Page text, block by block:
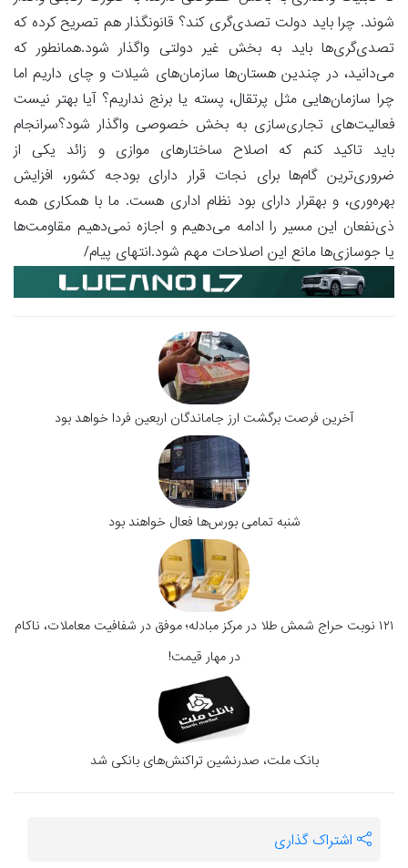
شوند. چرا باید دولت تصدی‌گری کند؟ قانونگذار هم تصریح کرده که
تصدی‌گری‌ها باید به بخش غیر دولتی واگذار شود.همانطور که
می‌دانید، در چندین هستان‌ها سازمان‌های شیلات و چای داریم اما
چرا سازمان‌هایی مثل پرتقال، پسته یا برنج نداریم؟ آیا بهتر نیست
فعالیت‌های تجاری‌سازی به بخش خصوصی واگذار شود؟سرانجام
باید تاکید کنم که اصلاح ساختارهای موازی و زائد یکی از
ضروری‌ترین گام‌ها برای نجات قرار دارای بودجه کشور، افزایش
بهره‌وری، و بهقرار دارای بود نظام اداری هست. ما با همکاری همه
ذی‌نفعان این مسیر را ادامه می‌دهیم و اجازه نمی‌دهیم مقاومت‌ها
یا جوسازی‌ها مانع این اصلاحات مهم شود.انتهای پیام/
آخرین فرصت برگشت ارز جاماندگان اربعین فردا خواهد بود
شنبه تمامی بورس‌ها فعال خواهند بود
۱۲۱ نوبت حراج شمش طلا در مرکز مبادله؛ موفق در شفافیت معاملات، ناکام
در مهار قیمت!
بانک ملت، صدرنشین تراکنش‌های بانکی شد
اشتراک گذاری